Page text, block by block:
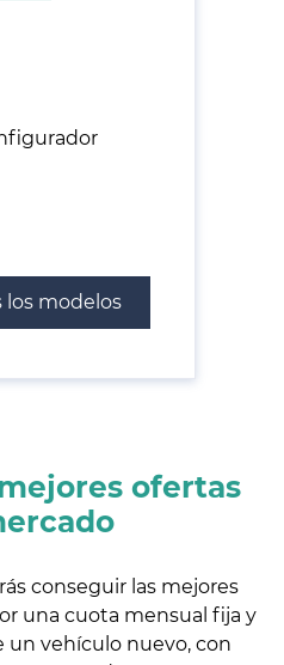
los modelos
ofertas
conseguir las mejores
una cuota mensual fija y
un vehículo nuevo, con